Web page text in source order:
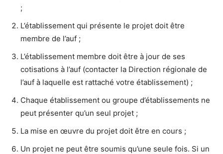
;
L’établissement qui présente le projet doit être
membre de l’auf ;
L’établissement membre doit être à jour de ses
cotisations à l’auf (contacter la Direction régionale de
l’auf à laquelle est rattaché votre établissement) ;
Chaque établissement ou groupe d’établissements ne
peut présenter qu’un seul projet ;
La mise en œuvre du projet doit être en cours ;
Un projet ne peut être soumis qu’une seule fois. Si un